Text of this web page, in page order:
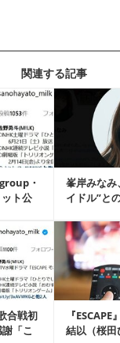
関連する記事
・
ト公
峯岸みなみ
イドル”と
事を読む
合戦初
「こ
『
結以（桜
事を読む